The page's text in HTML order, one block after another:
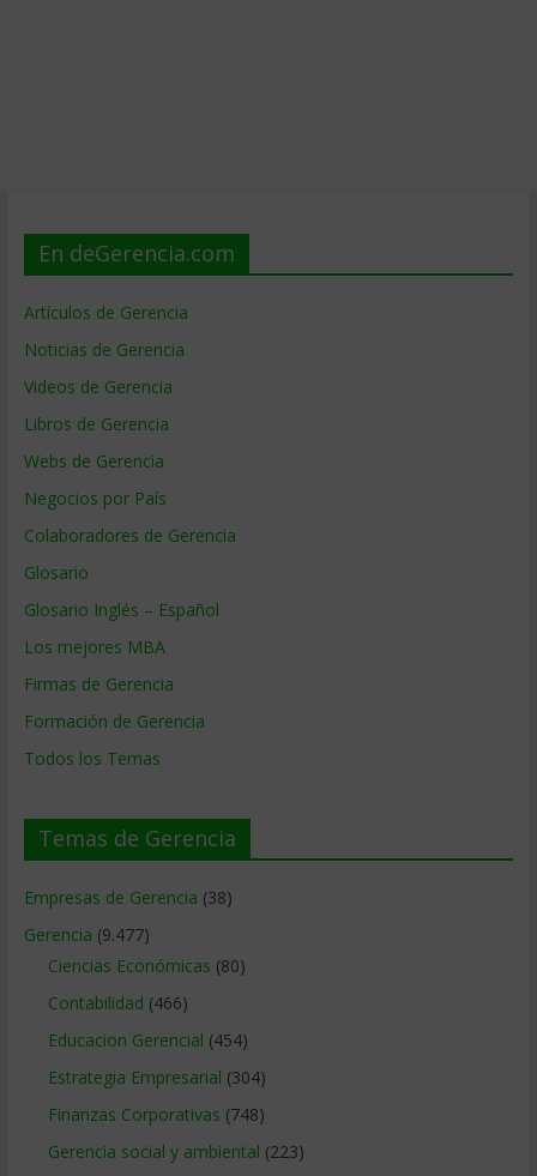
En deGerencia.com
Artículos de Gerencia
Noticias de Gerencia
Videos de Gerencia
Libros de Gerencia
Webs de Gerencia
Negocios por País
Colaboradores de Gerencia
Glosario
Glosario Inglés – Español
Los mejores MBA
Firmas de Gerencia
Formación de Gerencia
Todos los Temas
Temas de Gerencia
Empresas de Gerencia (38)
Gerencia (9.477)
Ciencias Económicas (80)
Contabilidad (466)
Educacion Gerencial (454)
Estrategia Empresarial (304)
Finanzas Corporativas (748)
Gerencia social y ambiental (223)